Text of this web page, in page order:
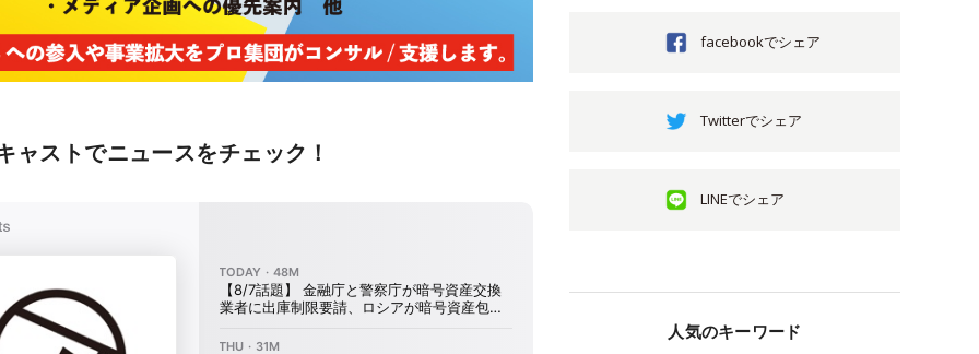
ャストでニュースをチェック！
facebookでシェア
Twitterでシェア
LINEでシェア
人気のキーワード